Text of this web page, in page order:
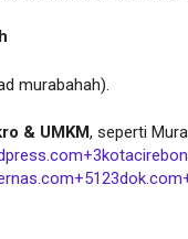
murabahah).
& UMKM, seperti
+3
+5123dok.com